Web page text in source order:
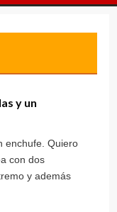
y un
enchufe. Quiero
con dos
y además